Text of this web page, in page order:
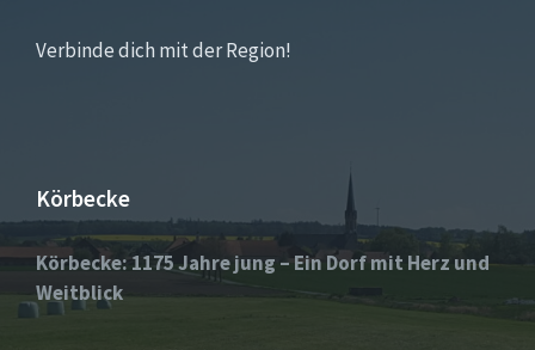
Verbinde dich mit der Region!
Körbecke
Körbecke: 1175 Jahre jung – Ein Dorf mit Herz und
Weitblick